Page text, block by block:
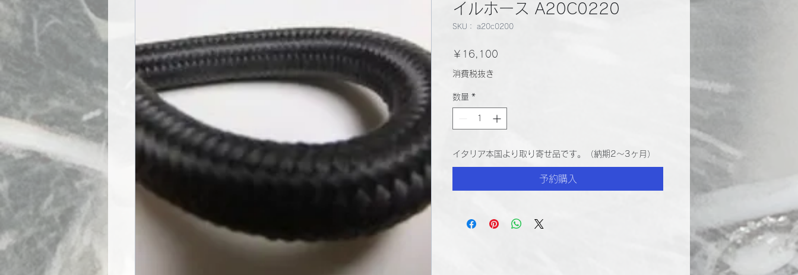
イルホース A20C0220
SKU： a20c0200
￥16,100
消費税抜き
数量 *
イタリア本国より取り寄せ品です。（納期2～3ヶ月）
予約購入